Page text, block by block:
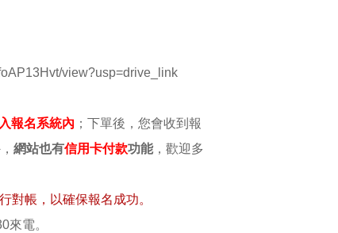
view?usp=drive_link
報名系統內 ；下單後，您會收到報
網站也有信用卡付款功能，歡迎多
對帳，以確保報名成功。
來電。